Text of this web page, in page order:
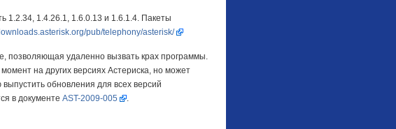
1.2.34, 1.4.26.1, 1.6.0.13 и 1.6.1.4. Пакеты
pub/telephony/asterisk/
позволяющая удаленно вызвать крах программы.
на других версиях Астериска, но может
обновления для всех версий
в документе AST-2009-005 .